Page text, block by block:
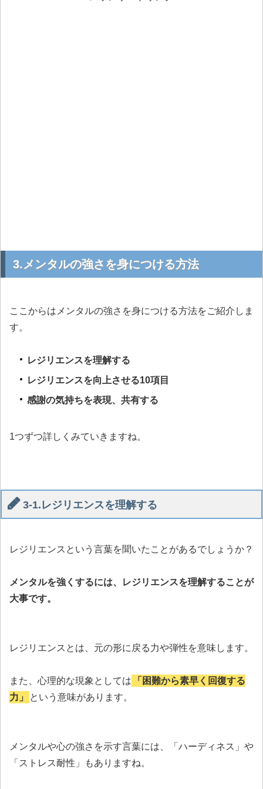
3.メンタルの強さを身につける方法
ここからはメンタルの強さを身につける方法をご紹介しま
す。
レジリエンスを理解する
レジリエンスを向上させる10項目
感謝の気持ちを表現、共有する
1つずつ詳しくみていきますね。
3-1.レジリエンスを理解する
レジリエンスという言葉を聞いたことがあるでしょうか？
メンタルを強くするには、レジリエンスを理解することが
大事です。
レジリエンスとは、元の形に戻る力や弾性を意味します。
また、心理的な現象としては
「困難から素早く回復する
力」
という意味があります。
メンタルや心の強さを示す言葉には、「ハーディネス」や
「ストレス耐性」もありますね。